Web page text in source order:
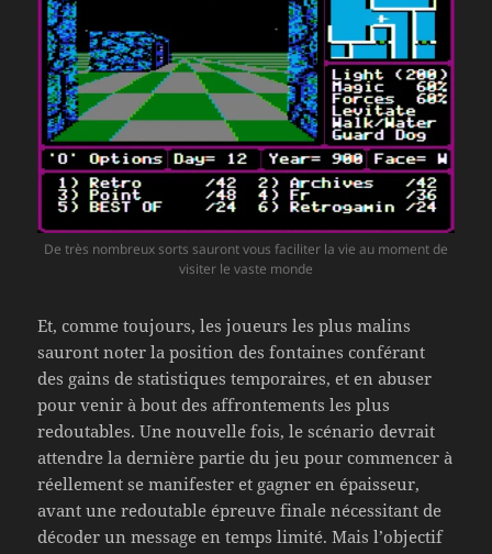
De très nombreux sorts sauront vous faciliter la vie au moment de
visiter le vaste monde
Et, comme toujours, les joueurs les plus malins
sauront noter la position des fontaines conférant
des gains de statistiques temporaires, et en abuser
pour venir à bout des affrontements les plus
redoutables. Une nouvelle fois, le scénario devrait
attendre la dernière partie du jeu pour commencer à
réellement se manifester et gagner en épaisseur,
avant une redoutable épreuve finale nécessitant de
décoder un message en temps limité. Mais l’objectif